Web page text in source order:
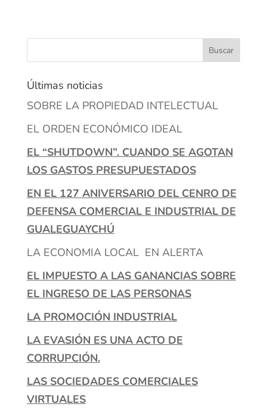
Últimas noticias
SOBRE LA PROPIEDAD INTELECTUAL
EL ORDEN ECONÓMICO IDEAL
EL “SHUTDOWN”. CUANDO SE AGOTAN
LOS GASTOS PRESUPUESTADOS
EN EL 127 ANIVERSARIO DEL CENRO DE
DEFENSA COMERCIAL E INDUSTRIAL DE
GUALEGUAYCHÚ
LA ECONOMIA LOCAL EN ALERTA
EL IMPUESTO A LAS GANANCIAS SOBRE
EL INGRESO DE LAS PERSONAS
LA PROMOCIÓN INDUSTRIAL
LA EVASIÓN ES UNA ACTO DE
CORRUPCIÓN.
LAS SOCIEDADES COMERCIALES
VIRTUALES